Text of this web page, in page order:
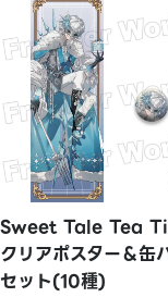
Sweet Tale Tea
クリアポスター＆缶
セット(10種)